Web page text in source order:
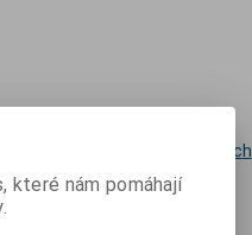
Přidat do oblíbených
které nám pomáhají